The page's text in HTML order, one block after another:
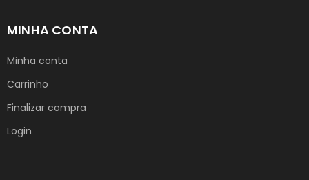
MINHA CONTA
Minha conta
Carrinho
Finalizar compra
Login